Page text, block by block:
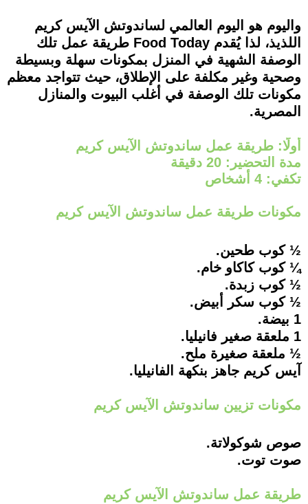
واليوم هو اليوم العالمي لساندوتش الآيس كريم
اللذيذ، لذا يُقدم Food Today طريقة عمل تلك
الوصفة الشهية في المنزل بمكونات سهلة وبسيطة
وصحية وغير مكلفة على الإطلاق، حيث تتواجد معظم
مكونات تلك الوصفة في أغلب البيوت والمنازل
المصرية.
أولًا: طريقة عمل ساندوتش الآيس كريم
مدة التحضير: 20 دقيقة
تكفي: 4 أشخاص
مكونات طريقة عمل ساندوتش الآيس كريم
½ كوب طحين.
¼ كوب كاكاو خام.
½ كوب زبدة.
½ كوب سكر أبيض.
1 بيضة.
1 ملعقة صغير فانيليا.
½ ملعقة صغيرة ملح.
آيس كريم جاهز بنكهة الفانيليا.
مكونات تزيين ساندوتش الآيس كريم
صوص شوكولاتة.
صوت توت.
طريقة عمل ساندوتش الآيس كريم